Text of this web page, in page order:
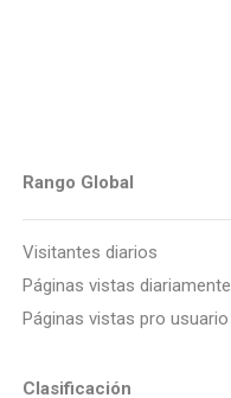
Rango Global
Visitantes diarios
Páginas vistas diariamente
Páginas vistas pro usuario
Clasificación